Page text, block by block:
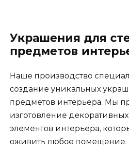
Украшения для
предметов
Наше производство
создание уникальных
предметов интерьера. Мы
изготовление
элементов интерьера,
оживить любое помещение.